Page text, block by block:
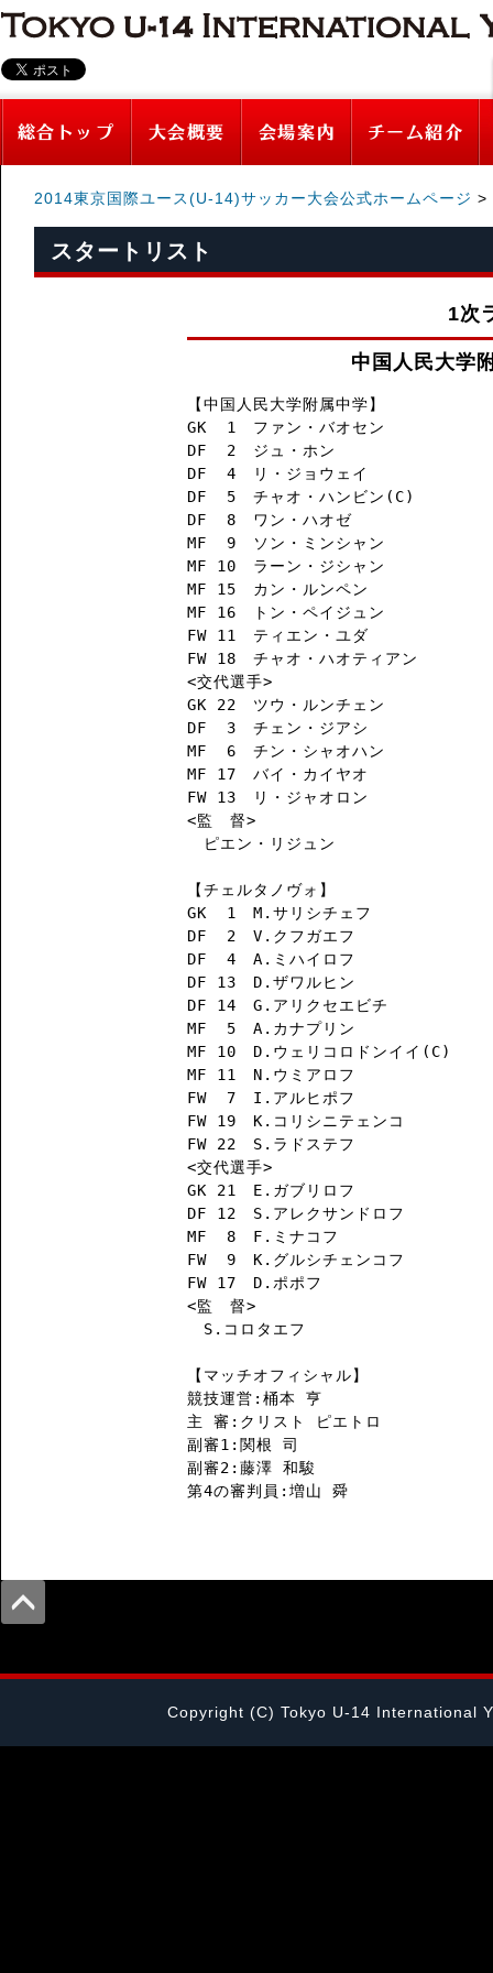
2014東京国際ユース(U-14)サッカー大会公式ホームページ >
スタートリスト
1次
中国人民大学
【中国人民大学附属中学】
GK  1　ファン・バオセン
DF  2　ジュ・ホン
DF  4　リ・ジョウェイ
DF  5　チャオ・ハンビン(C)
DF  8　ワン・ハオゼ
MF  9　ソン・ミンシャン
MF 10　ラーン・ジシャン
MF 15　カン・ルンペン
MF 16　トン・ペイジュン
FW 11　ティエン・ユダ
FW 18　チャオ・ハオティアン
<交代選手>
GK 22　ツウ・ルンチェン
DF  3　チェン・ジアシ
MF  6　チン・シャオハン
MF 17　バイ・カイヤオ
FW 13　リ・ジャオロン
<監　督>
ピエン・リジュン
【チェルタノヴォ】
GK  1　M.サリシチェフ
DF  2　V.クフガエフ
DF  4　A.ミハイロフ
DF 13　D.ザワルヒン
DF 14　G.アリクセエビチ
MF  5　A.カナプリン
MF 10　D.ウェリコロドンイイ(C)
MF 11　N.ウミアロフ
FW  7　I.アルヒポフ
FW 19　K.コリシニテェンコ
FW 22　S.ラドステフ
<交代選手>
GK 21　E.ガブリロフ
DF 12　S.アレクサンドロフ
MF  8　F.ミナコフ
FW  9　K.グルシチェンコフ
FW 17　D.ポポフ
<監　督>
S.コロタエフ
【マッチオフィシャル】
競技運営:桶本 亨
主 審:クリスト ピエトロ
副審1:関根 司
副審2:藤澤 和駿
Copyright (C) Tokyo U-14 International